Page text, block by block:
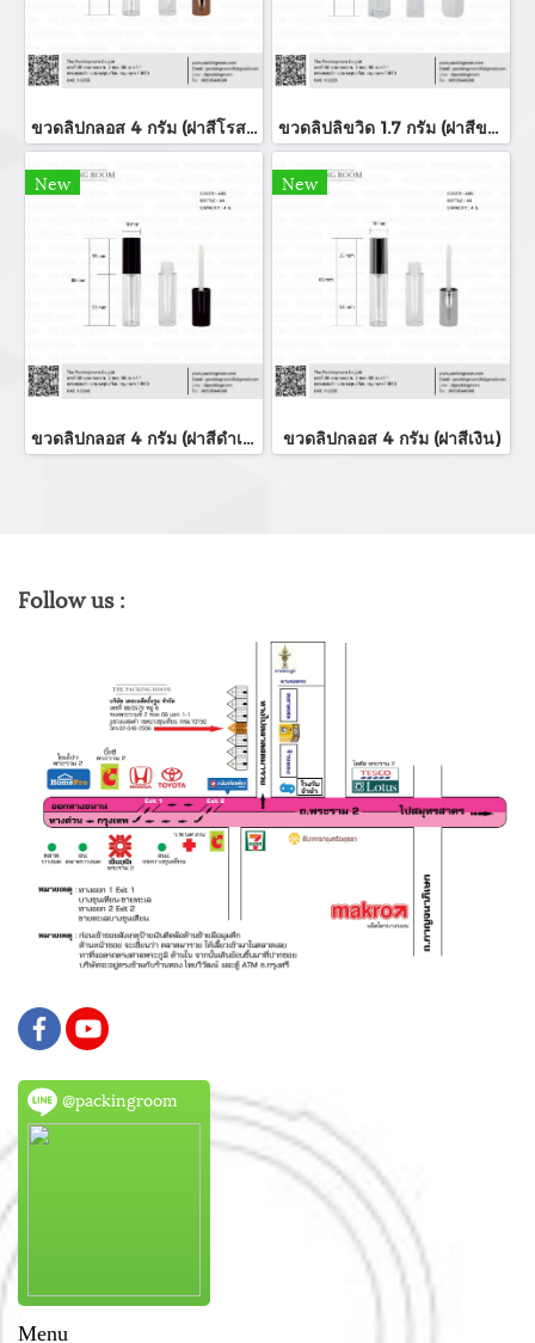
ขวดลิปกลอส 4 กรัม (ฝาสีโรสโกล์ด) ขวดลิปลิขวิด 1.7 กรัม (ฝาสีขาว)
New
ขวดลิปกลอส 4 กรัม (ฝาสีดำเงา)
New
ขวดลิปกลอส 4 กรัม (ฝาสีเงิน)
Follow us :
@packingroom
Menu